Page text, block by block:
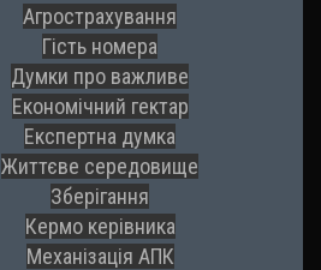
Агрострахування
Гість номера
Думки про важливе
Економічний гектар
Експертна думка
Життєве середовище
Зберігання
Кермо керівника
Механізація АПК